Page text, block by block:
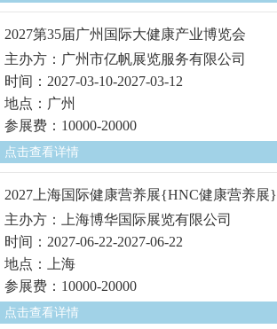
2027第35届广州国际大健康产业博览会
主办方：广州市亿帆展览服务有限公司
时间：2027-03-10-2027-03-12
地点：广州
参展费：10000-20000
点击查看详情
2027上海国际健康营养展{HNC健康营养展}
主办方：上海博华国际展览有限公司
时间：2027-06-22-2027-06-22
地点：上海
参展费：10000-20000
点击查看详情